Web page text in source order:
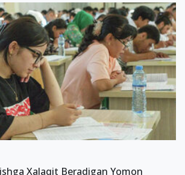
Xalaqit Beradigan Yomon